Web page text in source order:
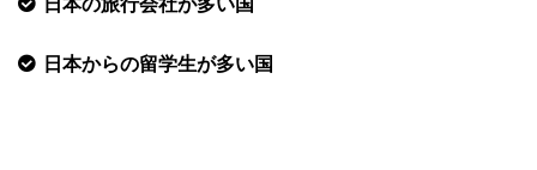
日本からの留学生が多い国